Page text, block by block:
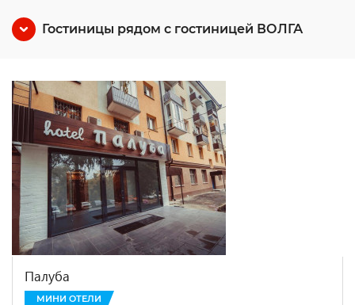
Гостиницы рядом с гостиницей ВОЛГА
Палуба
МИНИ ОТЕЛИ